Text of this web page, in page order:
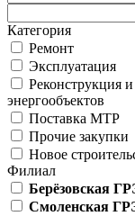
Категория
Ремонт
Эксплуатация
Реконструкция
энергообъектов
Поставка МТР
Прочие закупки
Новое
Филиал
Берёзовская
Смоленская